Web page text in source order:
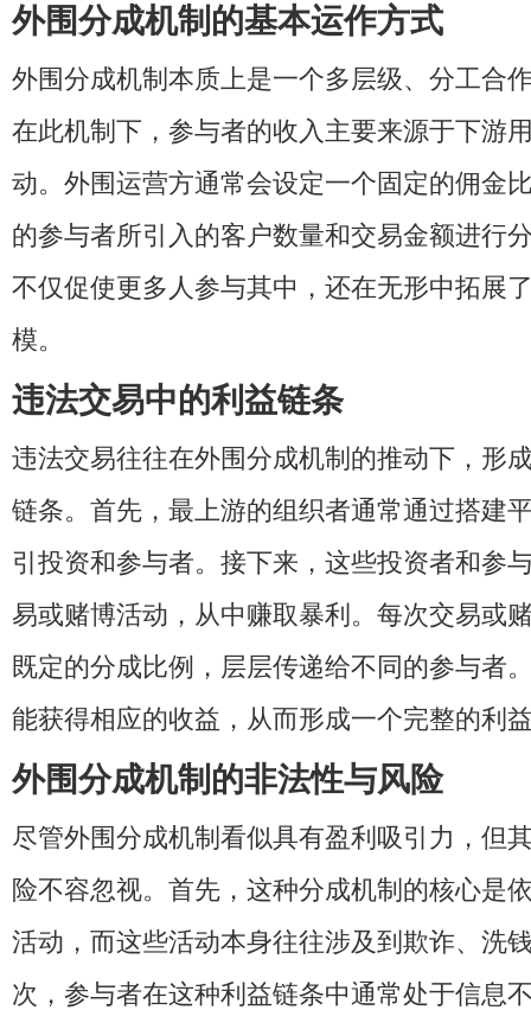
外围分成机制的基本运作方式
外围分成机制本质上是一个多层级、分工合
在此机制下，参与者的收入主要来源于下游
动。外围运营方通常会设定一个固定的佣金
的参与者所引入的客户数量和交易金额进行
不仅促使更多人参与其中，还在无形中拓展
模。
违法交易中的利益链条
违法交易往往在外围分成机制的推动下，形
链条。首先，最上游的组织者通常通过搭建
引投资和参与者。接下来，这些投资者和参
易或赌博活动，从中赚取暴利。每次交易或
既定的分成比例，层层传递给不同的参与者
能获得相应的收益，从而形成一个完整的利
外围分成机制的非法性与风险
尽管外围分成机制看似具有盈利吸引力，但
险不容忽视。首先，这种分成机制的核心是
活动，而这些活动本身往往涉及到欺诈、洗
次，参与者在这种利益链条中通常处于信息